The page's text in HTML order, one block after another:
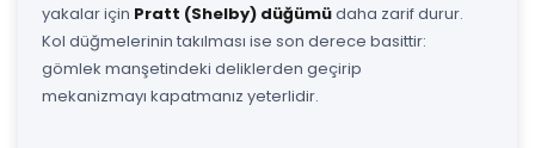
yakalar için Pratt (Shelby) düğümüdaha zarif durur.
Kol düğmelerinin takılması ise son derece basittir:
gömlek manşetindeki deliklerden geçirip
mekanizmayı kapatmanız yeterlidir.